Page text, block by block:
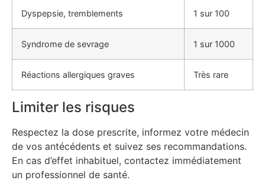
Dyspepsie, tremblements 1 sur 100
Syndrome de sevrage 1 sur 1000
Réactions allergiques graves Très rare
Limiter les risques
Respectez la dose prescrite, informez votre médecin
de vos antécédents et suivez ses recommandations.
En cas d’effet inhabituel, contactez immédiatement
un professionnel de santé.